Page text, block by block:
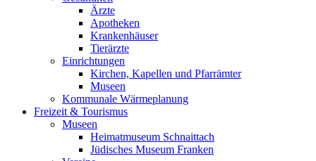
Ärzte
Apotheken
Krankenhäuser
Tierärzte
Einrichtungen
Kirchen, Kapellen und Pfarrämter
Museen
Kommunale Wärmeplanung
Freizeit & Tourismus
Museen
Heimatmuseum Schnaittach
Jüdisches Museum Franken